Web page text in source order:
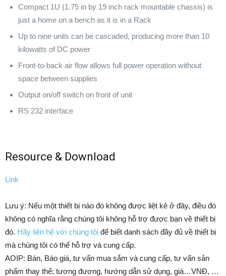
Compact 1U (1.75 in by 19 inch rack mountable chassis) is
just a home on a bench as it is in a Rack
Up to nine units can be cascaded, producing more than 10
kilowatts of DC power
Front-to-back air flow allows full power operation without
space between supplies
Output on/off switch on front of unit
RS 232 interface
Resource & Download
Link
Lưu ý: Nếu một thiết bị nào đó không được liệt kê ở đây, điều đó
không có nghĩa rằng chúng tôi không hỗ trợ được bạn về thiết bị
đó. Hãy liên hệ với chúng tôi để biết danh sách đầy đủ về thiết bị
mà chúng tôi có thể hỗ trợ và cung cấp.
AOIP: Bán, Báo giá, tư vấn mua sắm và cung cấp, tư vấn sản
phẩm thay thế; tương đương, hướng dẫn sử dụng, giá…VNĐ, …